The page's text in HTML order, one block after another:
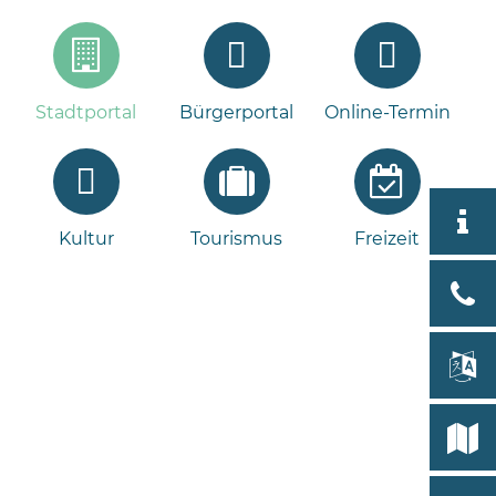
Stadtportal Bürgerportal Online-Termin
Kultur Tourismus Freizeit
Bleeck
19